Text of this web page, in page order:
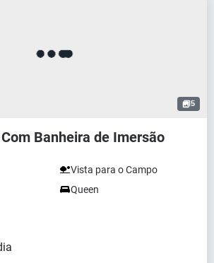
5
Banheira de Imersão
Vista para o Campo
Queen